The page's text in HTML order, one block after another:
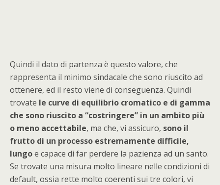
Quindi il dato di partenza è questo valore, che
rappresenta il minimo sindacale che sono riuscito ad
ottenere, ed il resto viene di conseguenza. Quindi
trovate le curve di equilibrio cromatico e di gamma
che sono riuscito a “costringere” in un ambito più
o meno accettabile, ma che, vi assicuro, sono il
frutto di un processo estremamente difficile,
lungoe capace di far perdere la pazienza ad un santo.
Se trovate una misura molto lineare nelle condizioni di
default, ossia rette molto coerenti sui tre colori, vi